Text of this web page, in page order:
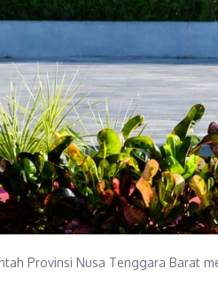
Provinsi Nusa Tenggara Barat